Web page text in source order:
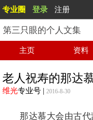
专业圈 登录 注册
第三只眼的个人文集
主页 资料
老人祝寿的那达
维光专业号 | 2016-8-30
那达慕大会由古代